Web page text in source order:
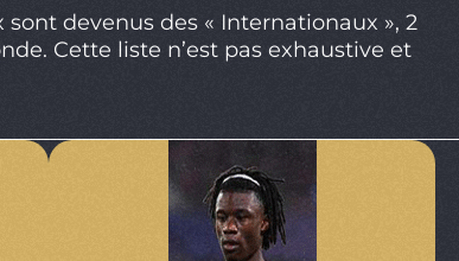
devenus des « Internationaux », 2
Cette liste n’est pas exhaustive et